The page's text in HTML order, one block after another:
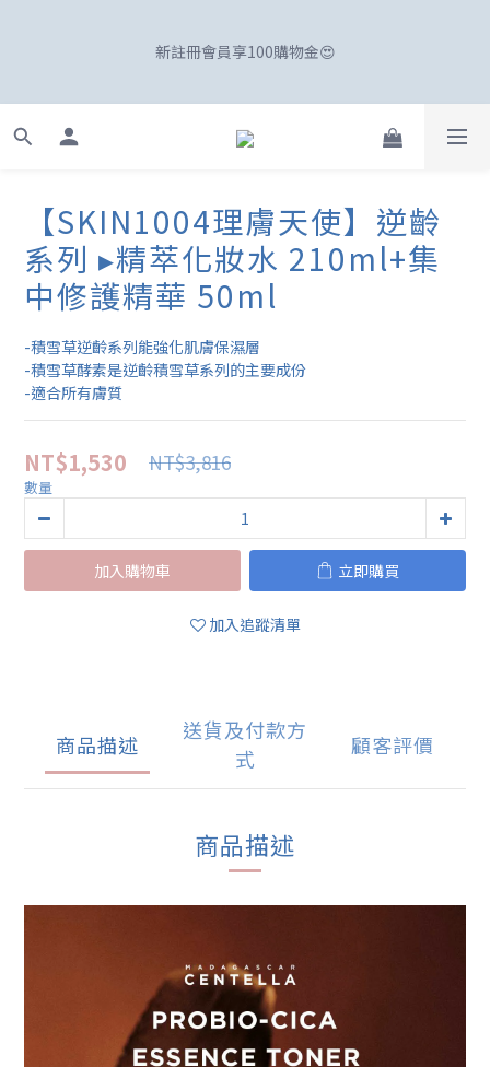
新註冊會員享100購物金😍
【SKIN1004理膚天使】逆齡
系列 ▸精萃化妝水 210ml+集
中修護精華 50ml
-積雪草逆齡系列能強化肌膚保濕層
-積雪草酵素是逆齡積雪草系列的主要成份
-適合所有膚質
NT$1,530 NT$3,816
數量
加入購物車 立即購買
加入追蹤清單
商品描述
送貨及付款方
式
顧客評價
商品描述